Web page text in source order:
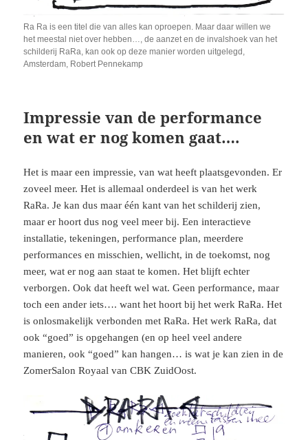
Ra Ra is een titel die van alles kan oproepen. Maar daar willen we
het meestal niet over hebben…, de aanzet en de invalshoek van het
schilderij RaRa, kan ook op deze manier worden uitgelegd,
Amsterdam, Robert Pennekamp
Impressie van de performance
en wat er nog komen gaat….
Het is maar een impressie, van wat heeft plaatsgevonden. Er
zoveel meer. Het is allemaal onderdeel is van het werk
RaRa. Je kan dus maar één kant van het schilderij zien,
maar er hoort dus nog veel meer bij. Een interactieve
installatie, tekeningen, performance plan, meerdere
performances en misschien, wellicht, in de toekomst, nog
meer, wat er nog aan staat te komen. Het blijft echter
verborgen. Ook dat heeft wel wat. Geen performance, maar
toch een ander iets…. want het hoort bij het werk RaRa. Het
is onlosmakelijk verbonden met RaRa. Het werk RaRa, dat
ook “goed” is opgehangen (en op heel veel andere
manieren, ook “goed” kan hangen… is wat je kan zien in de
ZomerSalon Royaal van CBK ZuidOost.